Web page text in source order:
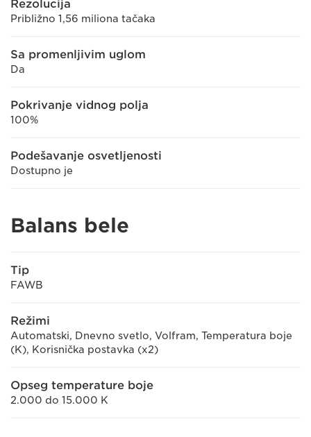
Rezolucija
Približno 1,56 miliona tačaka
Sa promenljivim uglom
Da
Pokrivanje vidnog polja
100%
Podešavanje osvetljenosti
Dostupno je
Balans bele
Tip
FAWB
Režimi
Automatski, Dnevno svetlo, Volfram, Temperatura boje
(K), Korisnička postavka (x2)
Opseg temperature boje
2.000 do 15.000 K